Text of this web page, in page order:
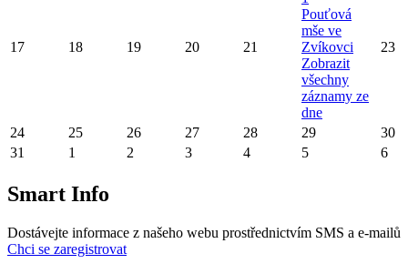
17 18 19 20 21
Pouťová
mše ve
Zvíkovci
Zobrazit
všechny
záznamy ze
dne
23
24 25 26 27 28 29
30
31
1 2 3 4 5 6
Smart Info
Dostávejte informace z našeho webu prostřednictvím SMS a e-mailů
Chci se zaregistrovat